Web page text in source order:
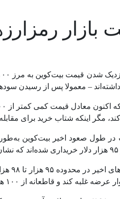
بازار
اینکه شتاب خرید برای مقابله
سایت
را برای دور جدیدی از کشف قیمت و ثبت رکوردهای جدید هموار کند.